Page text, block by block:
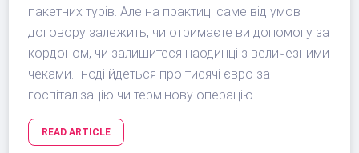
пакетних турів. Але на практиці саме від умов
договору залежить, чи отримаєте ви допомогу за
кордоном, чи залишитеся наодинці з величезними
чеками. Іноді йдеться про тисячі євро за
госпіталізацію чи термінову операцію .
READ ARTICLE